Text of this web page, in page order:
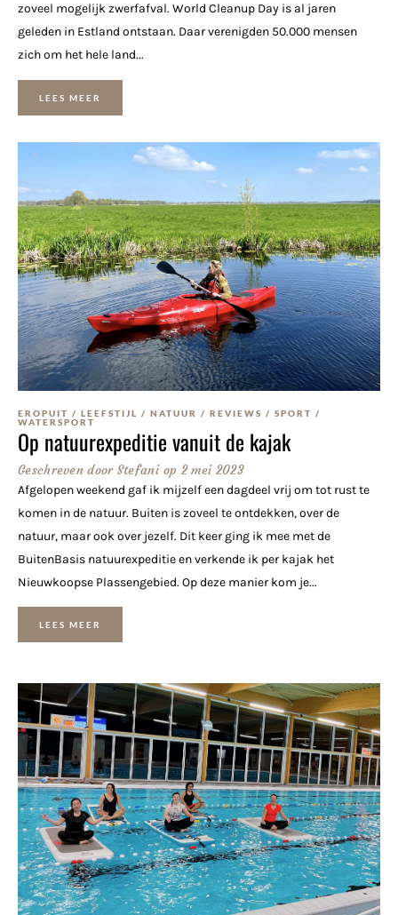
zoveel mogelijk zwerfafval. World Cleanup Day is al jaren
geleden in Estland ontstaan. Daar verenigden 50.000 mensen
zich om het hele land...
LEES MEER
EROPUIT / LEEFSTIJL / NATUUR / REVIEWS / SPORT /
WATERSPORT
Op natuurexpeditie vanuit de kajak
Geschreven doorStefani op 2 mei 2023
Afgelopen weekend gaf ik mijzelf een dagdeel vrij om tot rust te
komen in de natuur. Buiten is zoveel te ontdekken, over de
natuur, maar ook over jezelf. Dit keer ging ik mee met de
BuitenBasis natuurexpeditie en verkende ik per kajak het
Nieuwkoopse Plassengebied. Op deze manier kom je...
LEES MEER